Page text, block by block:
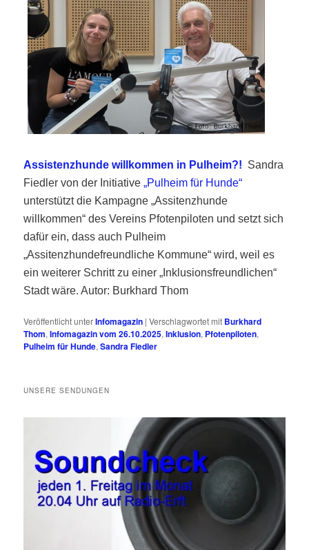
Assistenzhunde willkommen in Pulheim?! Sandra
Fiedler von der Initiative„Pulheim für Hunde“
unterstützt die Kampagne „Assitenzhunde
willkommen“ des Vereins Pfotenpiloten und setzt sich
dafür ein, dass auch Pulheim
„Assitenzhundefreundliche Kommune“ wird, weil es
ein weiterer Schritt zu einer „Inklusionsfreundlichen“
Stadt wäre. Autor: Burkhard Thom
Veröffentlicht unterInfomagazin |Verschlagwortet mit Burkhard
Thom,Infomagazin vom 26.10.2025,Inklusion, Pfotenpiloten,
Pulheim für Hunde,Sandra Fiedler
UNSERE SENDUNGEN